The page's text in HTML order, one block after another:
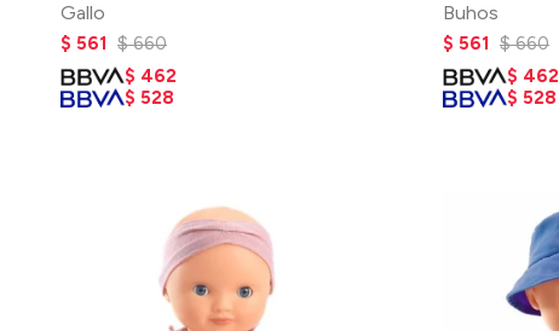
Gallo
$ 561 $ 660
$ 462
$ 528
Buhos
$ 561 $ 660
$ 462
$ 528